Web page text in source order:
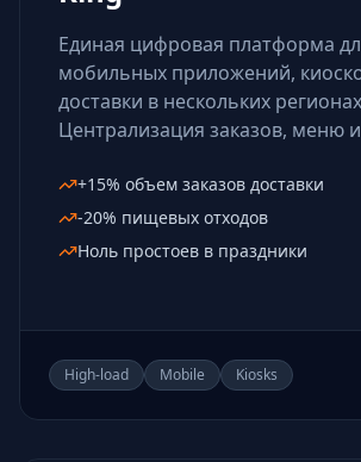
Единая цифровая платформа
мобильных приложений,
доставки в нескольких
Централизация заказов, меню
+15% объем заказов доставки
-20% пищевых отходов
Ноль простоев в праздники
High-load Mobile Kiosks